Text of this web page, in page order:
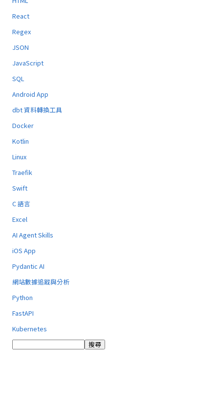
React
Regex
JSON
JavaScript
SQL
Android App
dbt 資料轉換工具
Docker
Kotlin
Linux
Traefik
Swift
C 語言
Excel
AI Agent Skills
iOS App
Pydantic AI
網站數據追蹤與分析
Python
FastAPI
Kubernetes